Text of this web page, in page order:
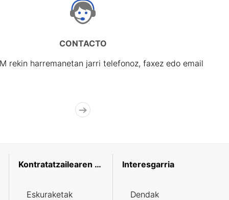
CONTACTO
rekin harremanetan jarri telefonoz, faxez edo email
Kontratatzailearen profila
Eskuraketak
Interesgarria
Dendak